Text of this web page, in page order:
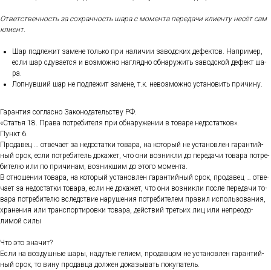
От­ветс­твен­ность за сох­ранность ша­ра с мо­мен­та пе­реда­чи кли­ен­ту не­сёт сам
кли­ент.
Шар под­ле­жит за­мене толь­ко при на­личии за­вод­ских де­фек­тов. Нап­ри­мер,
ес­ли шар сду­ва­ет­ся и воз­можно наг­лядно об­на­ружить за­вод­ской де­фект ша­
ра.
Лоп­нувший шар не под­ле­жит за­мене, т.к. не­воз­можно ус­та­новить при­чину.
Га­ран­тия сог­ласно За­коно­датель­ству РФ.
«Статья 18. Пра­ва пот­ре­бите­ля при об­на­руже­нии в то­варе не­дос­татков».
Пункт 6.
Про­давец … от­ве­ча­ет за не­дос­татки то­вара, на ко­торый не ус­та­нов­лен га­ран­тий­
ный срок, ес­ли пот­ре­битель до­кажет, что они воз­никли до пе­реда­чи то­вара пот­ре­
бите­лю или по при­чинам, воз­никшим до это­го мо­мен­та.
В от­но­шении то­вара, на ко­торый ус­та­нов­лен га­ран­тий­ный срок, про­давец … от­ве­
ча­ет за не­дос­татки то­вара, ес­ли не до­кажет, что они воз­никли пос­ле пе­реда­чи то­
вара пот­ре­бите­лю вследс­твие на­руше­ния пот­ре­бите­лем пра­вил ис­поль­зо­вания,
хра­нения или тран­спор­ти­ров­ки то­вара, дей­ствий треть­их лиц или неп­ре­одо­
лимой си­лы
Что это зна­чит?
Ес­ли на воз­душные ша­ры, на­дутые ге­ли­ем, про­дав­цом не ус­та­нов­лен га­ран­тий­
ный срок, то ви­ну про­дав­ца дол­жен до­казы­вать по­купа­тель.